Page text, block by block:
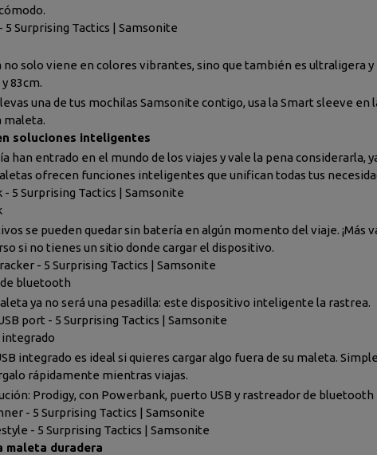
5 Surprising Tactics | Samsonite
no solo viene en colores vibrantes, sino que también es ultraligera
83cm.
una de tus mochilas Samsonite contigo, usa la Smart sleeve
maleta.
soluciones inteligentes
han entrado en el mundo de los viajes y vale la pena considerarla,
ofrecen funciones inteligentes que unifican todas tus
- 5 Surprising Tactics | Samsonite
se pueden quedar sin batería en algún momento del viaje. ¡Más
si no tienes un sitio donde cargar el dispositivo.
- 5 Surprising Tactics | Samsonite
bluetooth
ya no será una pesadilla: este dispositivo inteligente la rastrea.
port - 5 Surprising Tactics | Samsonite
integrado
integrado es ideal si quieres cargar algo fuera de su maleta.
rápidamente mientras viajas.
Prodigy, con Powerbank, puerto USB y rastreador de bluetooth
- 5 Surprising Tactics | Samsonite
- 5 Surprising Tactics | Samsonite
maleta duradera